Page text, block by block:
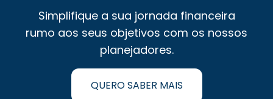
Simplifique a sua jornada financeira
rumo aos seus objetivos com os nossos
planejadores.
QUERO SABER MAIS